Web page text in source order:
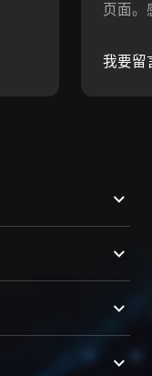
页面。
我要留